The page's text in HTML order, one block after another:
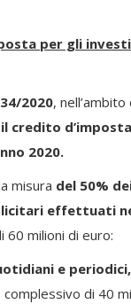
per gli
2020,
credito
2020.
misura del 50%
effettuati
milioni di euro:
e
di 40